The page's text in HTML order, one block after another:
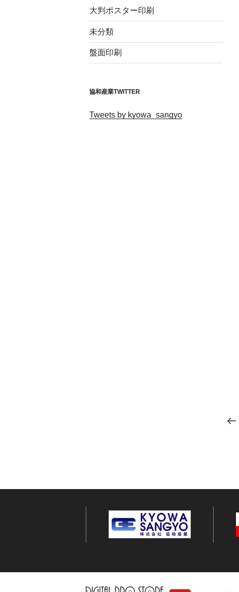
大判ポスター印刷
未分類
盤面印刷
協和産業TWITTER
Tweets by kyowa_sangyo